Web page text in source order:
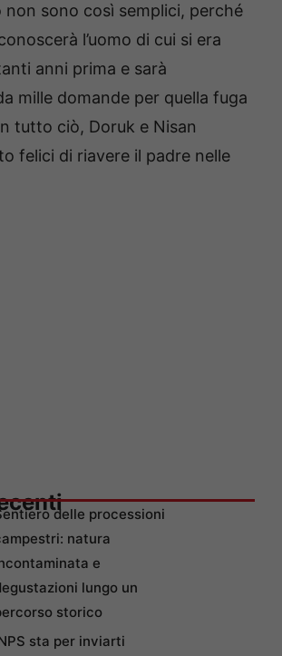
non sono così semplici, perché
l’uomo di cui si era
anni prima e sarà
mille domande per quella fuga
tutto ciò, Doruk e Nisan
felici di riavere il padre nelle
delle processioni
natura
e
lungo un
storico
sta per inviarti